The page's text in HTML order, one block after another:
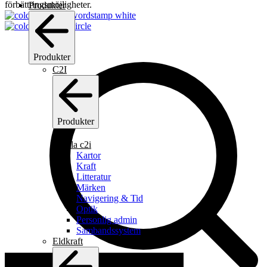
Produkter
Produkter
C2I
Produkter
C2I
Se alla c2i
Kartor
Kraft
Litteratur
Märken
Navigering & Tid
Optik
Personlig admin
Sambandssystem
Eldkraft
förbättringsmöjligheter.
Sako Powerhead Blade är en blyfri jaktpatron i toppklass som är
speciellt utvecklad för krävande storviltjakt. Patronens
kopparskula kombinerar en Blade Tip och en femstegs
terminalstruktur, vilket garanterar effektiv expansion och djup
penetration på…
Läs hela beskrivningen
exkl moms)
Lägg till i varukorg